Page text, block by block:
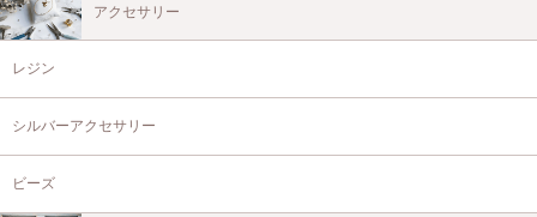
アクセサリー
レジン
シルバーアクセサリー
ビーズ